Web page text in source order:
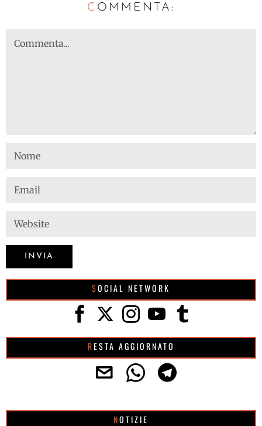
C OMMENTA:
SOCIAL NETWORK
RESTA AGGIORNATO
NOTIZIE